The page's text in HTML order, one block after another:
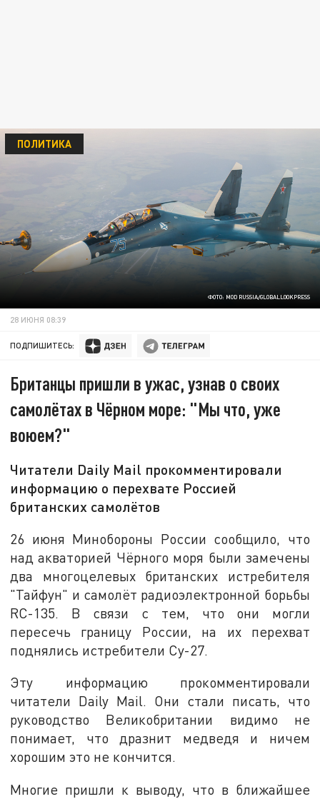
ФОТО: MOD RUSSIA/GLOBALLOOKPRESS
ПОЛИТИКА
28 ИЮНЯ 08:39
ПОДПИШИТЕСЬ:
Британцы пришли в ужас, узнав о своих
самолётах в Чёрном море: "Мы что, уже
воюем?"
Читатели Daily Mail прокомментировали
информацию о перехвате Россией
британских самолётов
26 июня Минобороны России сообщило, что
над акваторией Чёрного моря были замечены
два многоцелевых британских истребителя
"Тайфун" и самолёт радиоэлектронной борьбы
RC-135. В связи с тем, что они могли
пересечь границу России, на их перехват
поднялись истребители Су-27.
Эту информацию прокомментировали
читатели Daily Mail. Они стали писать, что
руководство Великобритании видимо не
понимает, что дразнит медведя и ничем
хорошим это не кончится.
Многие пришли к выводу, что в ближайшее